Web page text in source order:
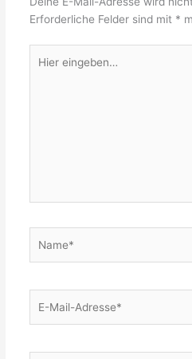
Erforderliche Felder sind mit *
eingeben…
Mail-